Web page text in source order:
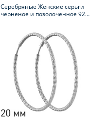
Серебряные Женские серьги
черненое и позолоченное 925